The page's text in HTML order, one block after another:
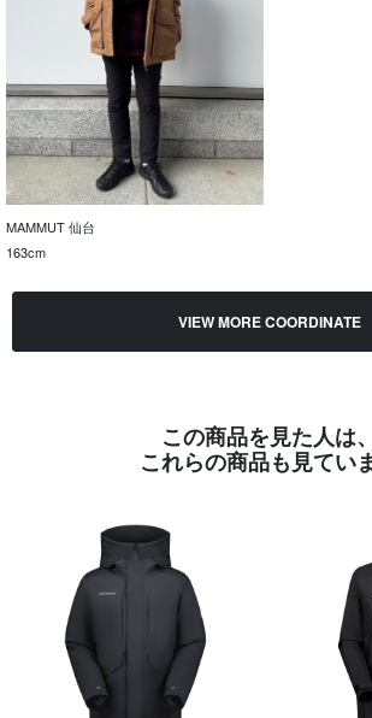
MAMMUT 仙台
163cm
VIEW MORE COORDINATE
この商品を見た人は、
これらの商品も見てい